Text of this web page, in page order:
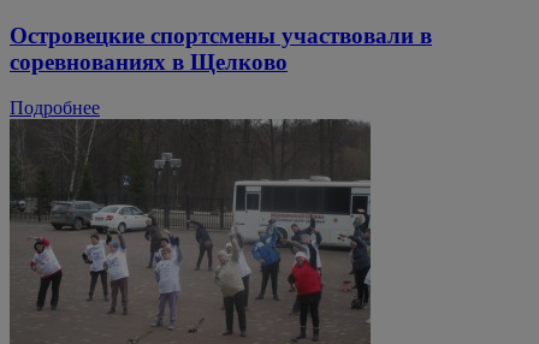
Островецкие спортсмены участвовали в
соревнованиях в Щелково
Подробнее